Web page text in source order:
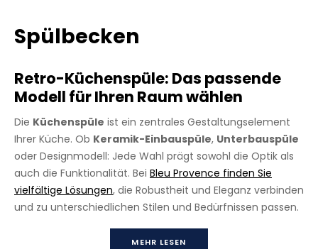
Spülbecken
Retro-Küchenspüle: Das passende
Modell für Ihren Raum wählen
Die Küchenspüle ist ein zentrales Gestaltungselement
Ihrer Küche. Ob Keramik-Einbauspüle, Unterbauspüle
oder Designmodell: Jede Wahl prägt sowohl die Optik als
auch die Funktionalität. Bei Bleu Provence finden Sie
vielfältige Lösungen, die Robustheit und Eleganz verbinden
und zu unterschiedlichen Stilen und Bedürfnissen passen.
MEHR LESEN